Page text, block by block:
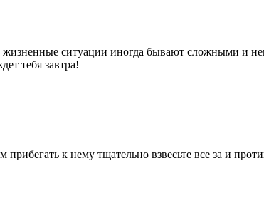
ситуации иногда бывают сложными и
тебя завтра!
к нему тщательно взвесьте все за и